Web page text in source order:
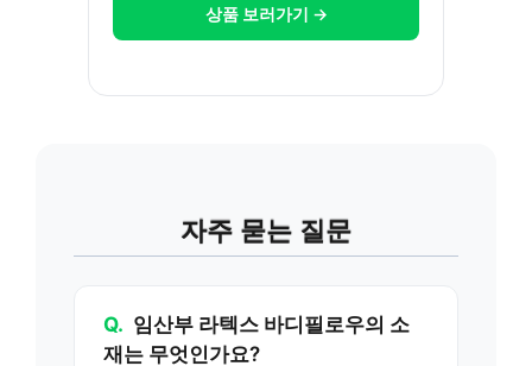
상품 보러가기 →
자주 묻는 질문
Q. 임산부 라텍스 바디필로우의 소
재는 무엇인가요?